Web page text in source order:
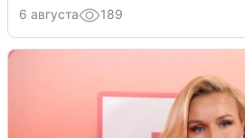
6 августа 189